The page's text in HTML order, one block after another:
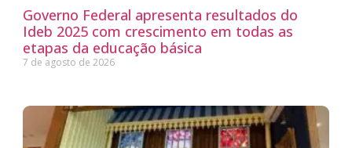
Governo Federal apresenta resultados do
Ideb 2025 com crescimento em todas as
etapas da educação básica
7 de agosto de 2026